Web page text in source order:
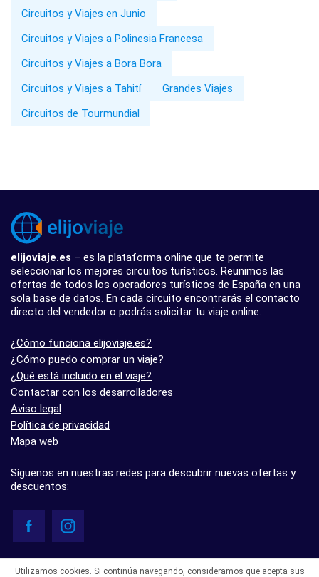
Circuitos y Viajes en Junio
Circuitos y Viajes a Polinesia Francesa
Circuitos y Viajes a Bora Bora
Circuitos y Viajes a Tahití
Grandes Viajes
Circuitos de Tourmundial
elijoviaje.es – es la plataforma online que te permite
seleccionar los mejores circuitos turísticos. Reunimos las
ofertas de todos los operadores turísticos de España en una
sola base de datos. En cada circuito encontrarás el contacto
directo del vendedor o podrás solicitar tu viaje online.
¿Cómo funciona elijoviaje.es?
¿Cómo puedo comprar un viaje?
¿Qué está incluido en el viaje?
Contactar con los desarrolladores
Aviso legal
Política de privacidad
Mapa web
Síguenos en nuestras redes para descubrir nuevas ofertas y
descuentos:
- 5.0 basado en 7 opiniones
Utilizamos cookies. Si continúa navegando, consideramos que acepta sus